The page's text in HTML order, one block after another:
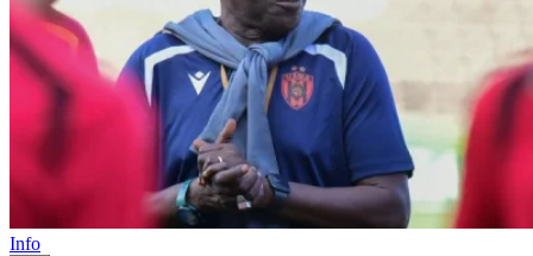
Info